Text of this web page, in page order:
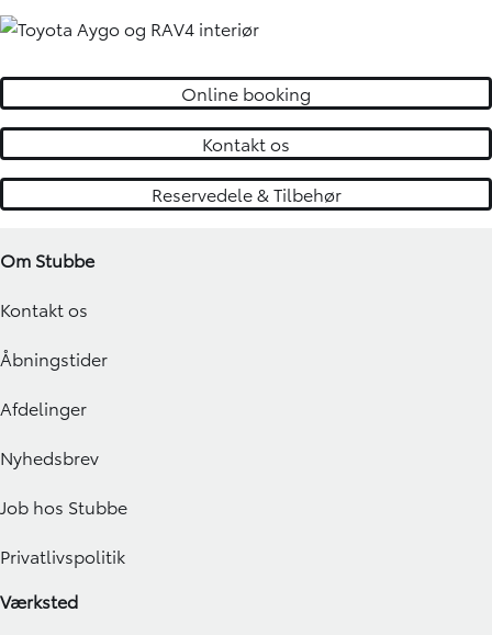
Online booking
Kontakt os
Reservedele & Tilbehør
Om Stubbe
Kontakt os
Åbningstider
Afdelinger
Nyhedsbrev
Job hos Stubbe
Privatlivspolitik
Værksted